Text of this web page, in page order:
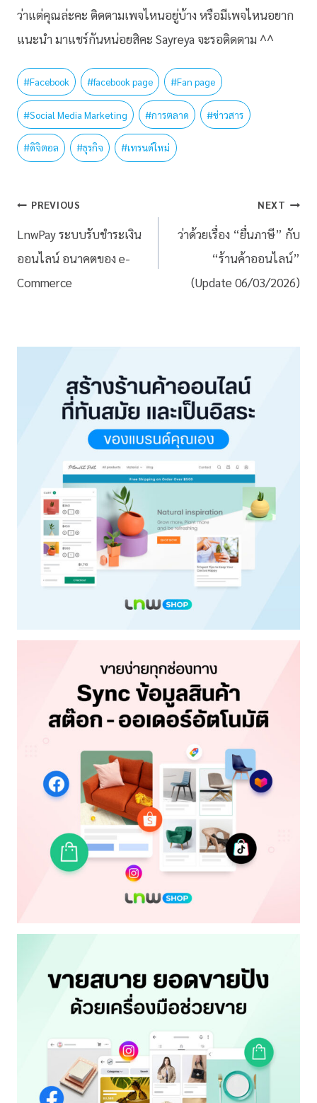
ว่าแต่คุณล่ะคะ ติดตามเพจไหนอยู่บ้าง หรือมีเพจไหนอยาก
แนะนำ มาแชร์กันหน่อยสิคะ Sayreya จะรอติดตาม ^^
#Facebook #facebook page #Fan page
#Social Media Marketing #การตลาด #ข่าวสาร
#ดิจิตอล #ธุรกิจ #เทรนด์ใหม่
PREVIOUS
LnwPay ระบบรับชำระเงิน
ออนไลน์ อนาคตของ e-
Commerce
NEXT
ว่าด้วยเรื่อง “ยื่นภาษี” กับ
“ร้านค้าออนไลน์”
(Update 06/03/2026)